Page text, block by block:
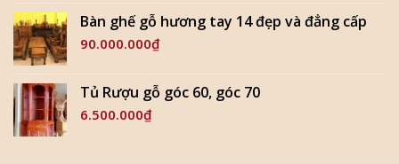
Bàn ghế gỗ hương tay 14 đẹp và đẳng cấp
90.000.000₫
Tủ Rượu gỗ góc 60, góc 70
6.500.000₫